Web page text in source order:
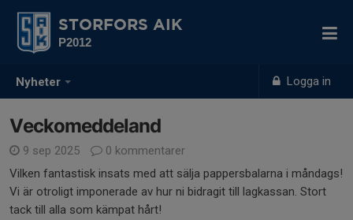
Nyheter Logga in
STORFORS AIK
P2012
Veckomeddeland
9 sep 2025
0 kommentarer
Vilken fantastisk insats med att sälja pappersbalarna i måndags!
Vi är otroligt imponerade av hur ni bidragit till lagkassan. Stort
tack till alla som kämpat hårt!